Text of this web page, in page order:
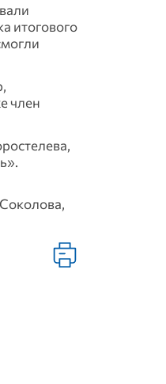
итогового
член